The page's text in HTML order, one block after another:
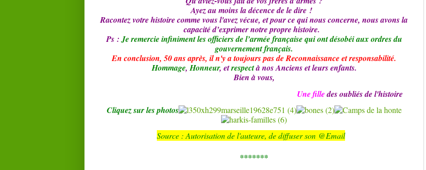
Ayez au moins la décence de le dire !
Racontez votre histoire comme vous l'avez vécue, et pour ce qui nous concerne, nous avons la
capacité d’exprimer notre propre histoire.
Ps :Je remercie infiniment les officiers de l’armée française qui ont désobéi aux ordres du
gouvernement français.
En conclusion, 50 ans après, il n'y a toujours pas de Reconnaissance et responsabilité.
Hommage,Honneur, etrespectà nos Anciens et leurs enfants.
Bien à vous,
Une filledes oubliés de l'histoire
Cliquez sur les photos
Source : Autorisationde l'auteure, de diffuser son @Email
*******